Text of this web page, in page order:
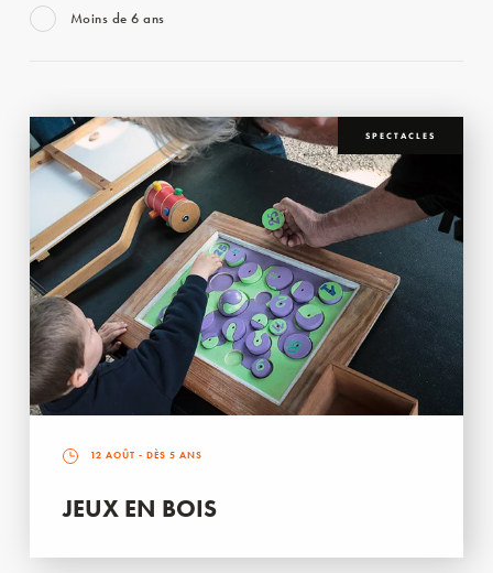
Moins de 6 ans
SPECTACLES
12 AOÛT - DÈS 5 ANS
JEUX EN BOIS